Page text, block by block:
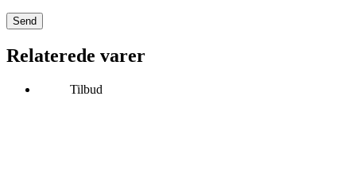
Send
Relaterede varer
Tilbud